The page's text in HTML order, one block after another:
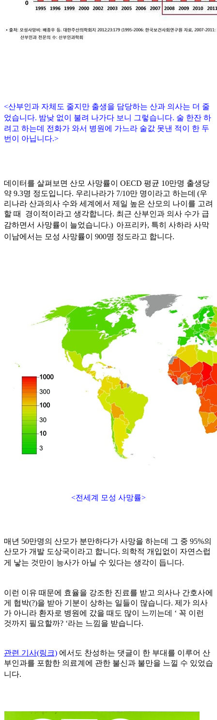
<산부인과 자체도 줄지만 출생을 담당하는 산과 의사는 더 줄
었습니다. 밤낮 없이 불려 나가다 보니 그렇습니다. 술 한잔 하
려고 하는데 전화가 와서 병원에 가느라 술값 못낸 적이 한 두
번이 아닙니다.>
데이터를 살펴보면 산모 사망률이 OECD 평균 10만명 출생당
약 9.3명 정도입니다. 우리나라가 7/10만 명이라고 하는데 (우
리나라 산과의사 수와 세계에서 제일 높은 산모의 나이를 고려
할 때 경이적이라고 생각합니다. 최근 산부인과 의사 수가 급
감하면서 사망률이 늘었습니다.) 아프리카, 특히 사하라 사막
이남에서는 모성 사망률이
900명 정도라고 합니다.
<전세계 모성 사망률>
매년 50만명의 산모가 분만하다가 사망을 하는데 그 중 95%의
산모가 개발 도상국이라고 합니다. 의학적 개입없이
자연스럽
게 낳는 것만이
능사가 아닐 수 있다는 생각이 듭니다.
이런 이유 때문에 효율을 강조한 진료를 받고 의사나 간호사에
게 협박(?)을 받아 기분이 상하는 일들이 많습니다. 제가 의사
가 아니라 환자로 병원에 갔을 때도 많이 느끼는데 ‘ 꼭 이런
것까지 필요할까? ‘라는 느낌을 받습니다.
관련 기사(링크) 에서도 찬성하는 댓글이 한 부대를 이루어 산
부인과를 포함한 의료계에 관한 불신과 불만을 느낄 수 있었습
니다.